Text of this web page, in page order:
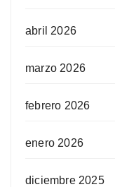
abril 2026
marzo 2026
febrero 2026
enero 2026
diciembre 2025